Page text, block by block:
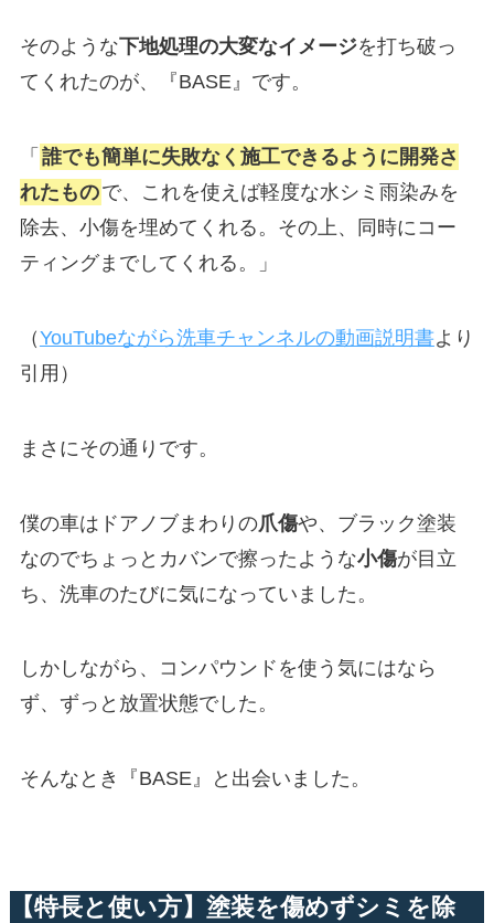
そのような下地処理の大変なイメージを打ち破っ
てくれたのが、『BASE』です。
「 誰でも簡単に失敗なく施工できるように開発さ
れたもので、これを使えば軽度な水シミ雨染みを
除去、小傷を埋めてくれる。その上、同時にコー
ティングまでしてくれる。」
（YouTubeながら洗車チャンネルの動画説明書より
引用）
まさにその通りです。
僕の車はドアノブまわりの爪傷や、ブラック塗装
なのでちょっとカバンで擦ったような小傷が目立
ち、洗車のたびに気になっていました。
しかしながら、コンパウンドを使う気にはなら
ず、ずっと放置状態でした。
そんなとき『BASE』と出会いました。
【特長と使い方】塗装を傷めずシミを除